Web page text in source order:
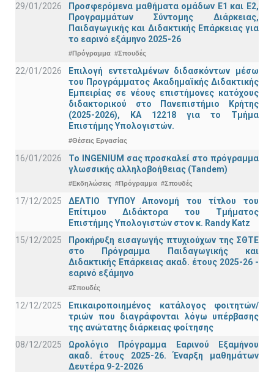
29/01/2026
Προσφερόμενα μαθήματα ομάδων Ε1 και Ε2,
Προγραμμάτων Σύντομης Διάρκειας,
Παιδαγωγικής και Διδακτικής Επάρκειας για
το εαρινό εξάμηνο 2025-26
#Πρόγραμμα #Σπουδές
22/01/2026
Επιλογή εντεταλμένων διδασκόντων μέσω
του Προγράμματος Ακαδημαϊκής Διδακτικής
Εμπειρίας σε νέους επιστήμονες κατόχους
διδακτορικού στο Πανεπιστήμιο Κρήτης
(2025-2026), ΚΑ 12218 για το Τμήμα
Επιστήμης Υπολογιστών.
#Θέσεις Εργασίας
16/01/2026
Το INGENIUM σας προσκαλεί στο πρόγραμμα
γλωσσικής αλληλοβοήθειας (Tandem)
#Εκδηλώσεις #Πρόγραμμα #Σπουδές
17/12/2025
ΔΕΛΤΙΟ ΤΥΠΟΥ Απονομή του τίτλου του
Επίτιμου Διδάκτορα του Τμήματος
Επιστήμης Υπολογιστών στον κ. Randy Katz
15/12/2025
Προκήρυξη εισαγωγής πτυχιούχων της ΣΘΤΕ
στο Πρόγραμμα Παιδαγωγικής και
Διδακτικής Επάρκειας ακαδ. έτους 2025-26 -
εαρινό εξάμηνο
#Σπουδές
12/12/2025
Επικαιροποιημένος κατάλογος φοιτητών/
τριών που διαγράφονται λόγω υπέρβασης
της ανώτατης διάρκειας φοίτησης
08/12/2025
Ωρολόγιο Πρόγραμμα Εαρινού Εξαμήνου
ακαδ. έτους 2025-26. Έναρξη μαθημάτων
Δευτέρα 9-2-2026